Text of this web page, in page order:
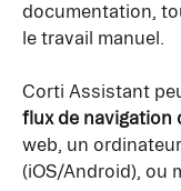
documentation,
le travail manuel.
Corti Assistant
flux de navigation
web, un
(iOS/Android), ou